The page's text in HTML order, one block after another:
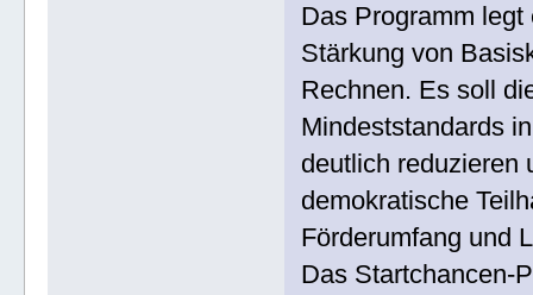
Das Programm
Stärkung von
Rechnen. Es soll
Mindeststandards
deutlich reduzieren
demokratische
Förderumfang und
Das